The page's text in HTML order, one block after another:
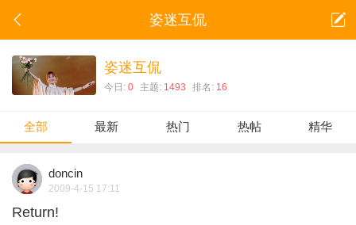
姿迷互侃
姿迷互侃
今日:0 主题: 1493 排名: 16
全部 最新 热门 热帖 精华
doncin
2009-4-15 17:11
Return!